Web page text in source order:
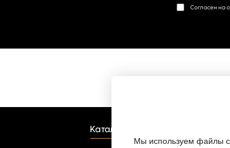
Согласен на
Каталог
Мы используем файлы